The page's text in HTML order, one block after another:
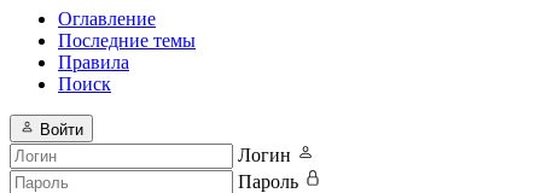
Оглавление
Последние темы
Правила
Поиск
Войти
Логин
Пароль